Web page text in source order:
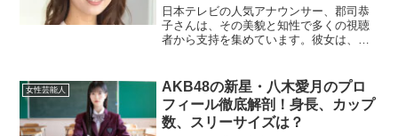
日本テレビの人気アナウンサー、郡司恭
子さんは、その美貌と知性で多くの視聴
者から支持を集めています。彼女は、落
ています。彼女の報道スタイルは誠実
で、視聴者からの信頼も厚く...
女性芸能人
AKB48の新星・八木愛月のプロ
フィール徹底解剖！身長、カップ
数、スリーサイズは？